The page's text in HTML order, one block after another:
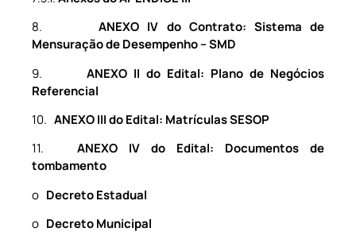
8.ANEXO IV do Contrato: Sistema de
Mensuração de Desempenho – SMD
9. ANEXO II do Edital: Plano de Negócios
Referencial
10. ANEXO III do Edital: Matrículas SESOP
11. ANEXO IV do Edital: Documentos de
tombamento
o Decreto Estadual
o Decreto Municipal